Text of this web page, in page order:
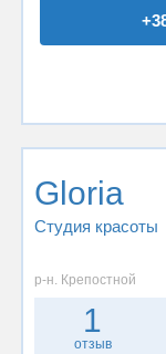
Gloria
Студия красоты
р-н. Крепостной
1
отзыв